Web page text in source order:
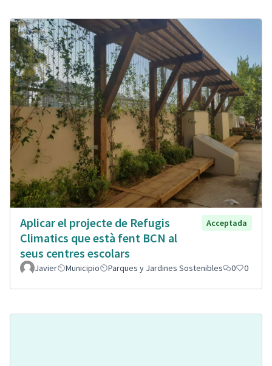
Aplicar el projecte de Refugis
Climatics que està fent BCN al
seus centres escolars
Acceptada
Javier Municipio Parques y Jardines Sostenibles 0 0